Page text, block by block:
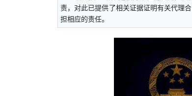
责，对此已提供了相关证据证明有关代理
担相应的责任。